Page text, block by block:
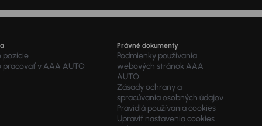
pozície
pracovať v AAA AUTO
Právné dokumenty
Podmienky používania
webových stránok AAA
AUTO
Zásady ochrany a
spracúvania osobných údajov
Pravidlá používania cookies
Upraviť nastavenia cookies